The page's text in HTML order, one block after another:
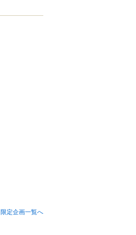
限定企画一覧へ